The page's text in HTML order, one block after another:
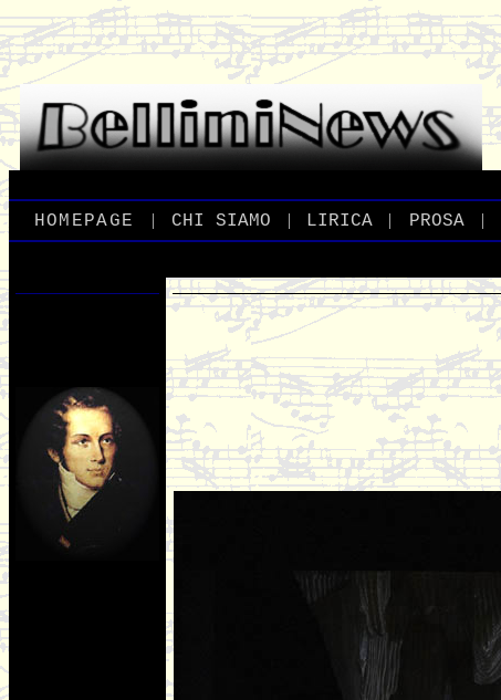
HOMEPAGE | CHI _SIAMO | LIRICA | PROSA_ |